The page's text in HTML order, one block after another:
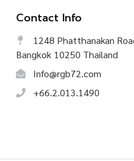
Contact Info
1248 Phatthanakan
Bangkok 10250 Thailand
Info@rgb72.com
+66.2.013.1490